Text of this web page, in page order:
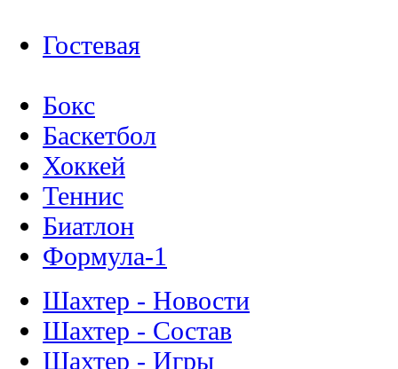
Гостевая
Бокс
Баскетбол
Хоккей
Теннис
Биатлон
Формула-1
Шахтер - Новости
Шахтер - Состав
Шахтер - Игры